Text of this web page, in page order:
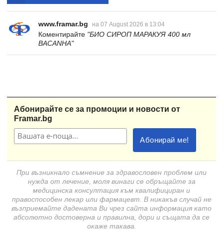
www.framar.bg на 07 August 2026 в 13:04
Коментирайте "БИО СИРОП МАРАКУЯ 400 мл
BACANHA"
Абонирайте се за промоции и новости от
Framar.bg
При възникнало съмнение за здравословен проблем или
нужда от лечение, моля винаги се обръщайте за
медицинска консултация към квалифициран и
правоспособен лекар или фармацевт. В никакъв случай не
възприемайте дадената Ви чрез сайта информация като
абсолютно достоверна и правилна, дори и същата да се
окаже такава.